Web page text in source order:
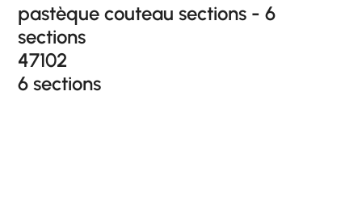
pastèque couteau sections - 6
sections
47102
6 sections